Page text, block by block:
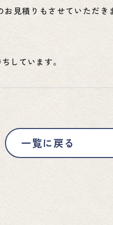
見積りもさせていただ
しています。
一覧に戻る